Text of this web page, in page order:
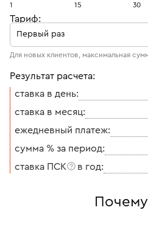
1 15 30
Тариф:
Первый раз
Для новых клиентов, максимальная
Результат расчета:
cтавка в день:
ставка в месяц:
ежедневный платеж:
сумма % за период:
ставка ПСК
в год: